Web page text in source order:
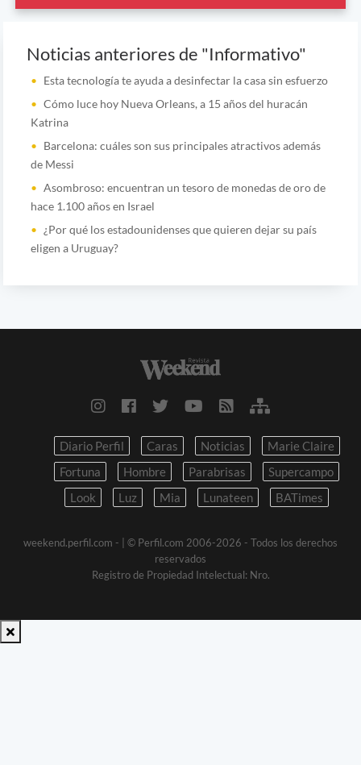
Noticias anteriores de "Informativo"
Esta tecnología te ayuda a desinfectar la casa sin esfuerzo
Cómo luce hoy Nueva Orleans, a 15 años del huracán
Katrina
Barcelona: cuáles son sus principales atractivos además
de Messi
Asombroso: encuentran un tesoro de monedas de oro de
hace 1.100 años en Israel
¿Por qué los estadounidenses que quieren dejar su país
eligen a Uruguay?
Diario Perfil Caras Noticias
Marie Claire
Fortuna
Hombre Parabrisas
Supercampo
Look
Luz Mia Lunateen BATimes
weekend.perfil.com -
| © Perfil.com 2006-2026 - Todos los derechos
reservados
Registro de Propiedad Intelectual: Nro.